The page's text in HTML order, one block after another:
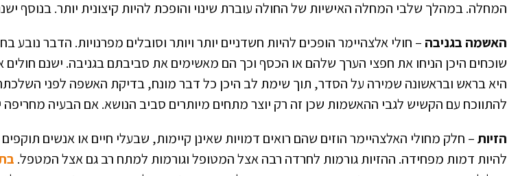
המחלה. במהלך שלבי המחלה האישיות של החולה עוברת שינוי והופכת להיות קיצונית יותר. בנוסף
האשמה בגניבה – חולי אלצהיימר הופכים להיות חשדניים יותר ויותר וסובלים מפרנויות. הדבר נובע
שוכחים היכן הניחו את חפצי הערך שלהם או הכסף וכך הם מאשימים את סביבתם בגניבה. ישנם
היא בראש ובראשונה שמירה על הסדר, תוך שימת לב היכן כל דבר מונח, בדיקת האשפה לפני
להתווכח עם הקשיש לגבי ההאשמות שכן זה רק יוצר מתחים מיותרים סביב הנושא. אם הבעיה מחריפה
הזיות– חלק מחולי האלצהיימר הוזים שהם רואים דמויות שאינן קיימות, שבעלי חיים או אנשים
להיות דמות מפחידה. ההזיות גורמות לחרדה רבה אצל המטופל וגורמות למתח רב גם אצל המטפל.